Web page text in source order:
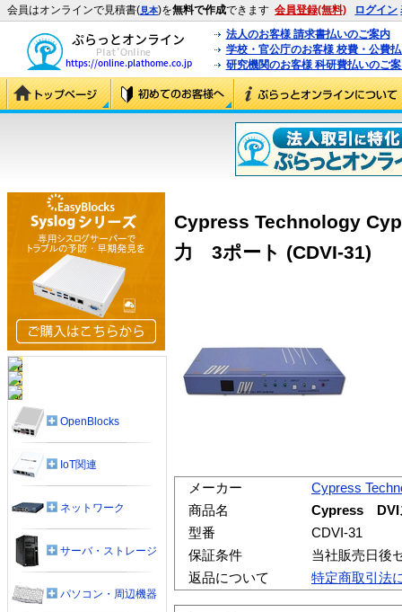
会員はオンラインで見積書(見本)を無料で作成できます 会員登録(無料) ログイン
法人のお客様 請求書払いのご案内
学校・官公庁のお客様 校費・公費
研究機関のお客様 科研費払いのご
Cypress Technology
力 3ポート (CDVI-31)
メーカー
Cypress
商品名
Cypress DVI
型番
CDVI-31
保証条件
当社販売日後
返品について
特定商取引法
OpenBlocks
IoT関連
ネットワーク
サーバ・ストレージ
パソコン・周辺機器